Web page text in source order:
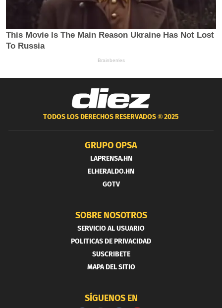
TODOS LOS DERECHOS RESERVADOS ®2025
GRUPO OPSA
LAPRENSA.HN
ELHERALDO.HN
GOTV
SOBRE NOSOTROS
SERVICIO AL USUARIO
POLITICAS DE PRIVACIDAD
SUSCRIBETE
MAPA DEL SITIO
SÍGUENOS EN